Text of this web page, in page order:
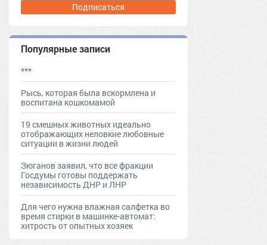
Подписаться
Популярные записи
***
Рысь, которая была вскормлена и
воспитана кошкомамой
19 смешных животных идеально
отображающих неловкие любовные
ситуации в жизни людей
Зюганов заявил, что все фракции
Госдумы готовы поддержать
независимость ДНР и ЛНР
Для чего нужна влажная салфетка во
время стирки в машинке-автомат:
хитрость от опытных хозяек